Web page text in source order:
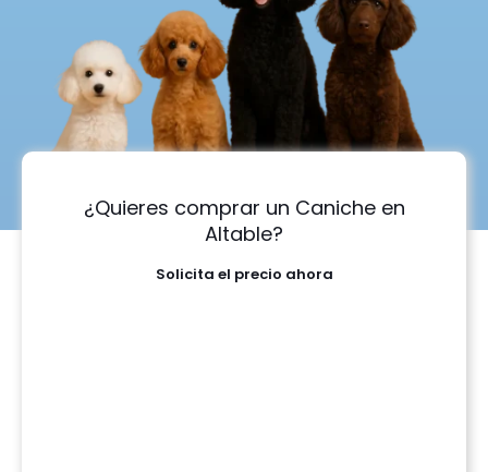
¿Quieres comprar un Caniche en
Altable?
Solicita el precio ahora